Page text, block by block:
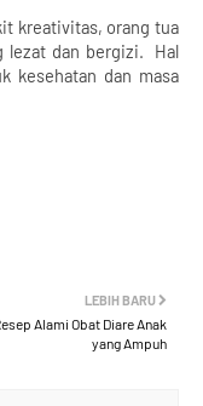
kreativitas, orang tua
lezat dan bergizi.  Hal
kesehatan dan masa
LEBIH BARU
Alami Obat Diare Anak
yang Ampuh